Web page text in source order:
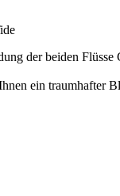
der beiden
ein traumhafter